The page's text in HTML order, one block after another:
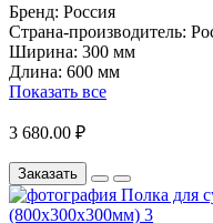
Бренд: Россия
Страна-производитель:
Ширина: 300 мм
Длина: 600 мм
Показать все
3 680.00 ₽
Заказать